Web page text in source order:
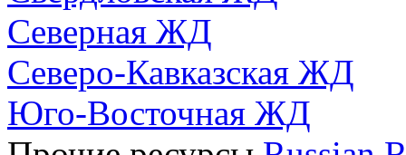
Северная ЖД
Северо-Кавказская ЖД
Юго-Восточная ЖД